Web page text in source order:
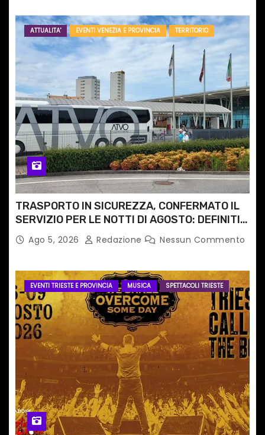
ATTUALITA' EVENTI VENEZIA E PROVINCIA TERRITORIO
TRASPORTO IN SICUREZZA, CONFERMATO IL
SERVIZIO PER LE NOTTI DI AGOSTO: DEFINITI
PERCORSI, FERMATE E ORARIO
Ago 5, 2026 Redazione Nessun Commento
EVENTI TRIESTE E PROVINCIA MUSICA SPETTACOLI TRIESTE